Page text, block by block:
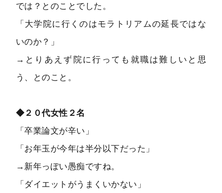
では？とのことでした。
「大学院に行くのはモラトリアムの延長ではな
いのか？」
→とりあえず院に行っても就職は難しいと思
う、とのこと。
◆２０代女性２名
「卒業論文が辛い」
「お年玉が今年は半分以下だった」
→新年っぽい愚痴ですね。
「ダイエットがうまくいかない」